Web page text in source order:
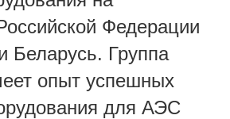
Федерации
Беларусь. Группа
опыт успешных
для АЭС